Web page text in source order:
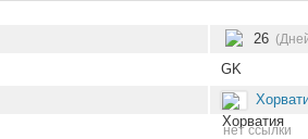
26
GK
нет ссылки